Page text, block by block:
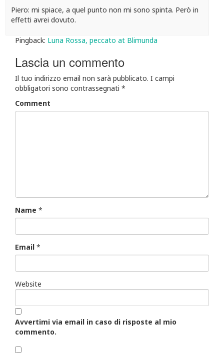
Piero: mi spiace, a quel punto non mi sono spinta. Però in
effetti avrei dovuto.
Pingback: Luna Rossa, peccato at Blimunda
Lascia un commento
Il tuo indirizzo email non sarà pubblicato. I campi
obbligatori sono contrassegnati *
Comment
Name *
Email *
Website
Avvertimi via email in caso di risposte al mio
commento.